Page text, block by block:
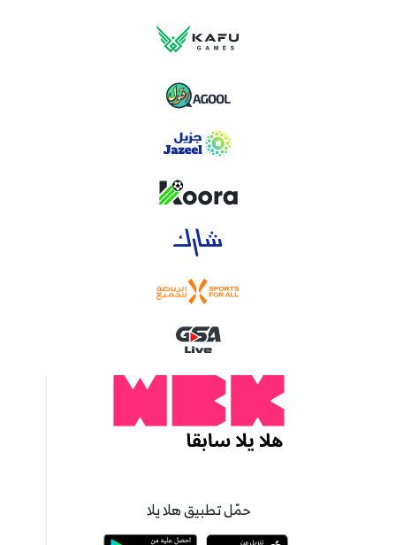
حمّل تطبيق هلا يلا